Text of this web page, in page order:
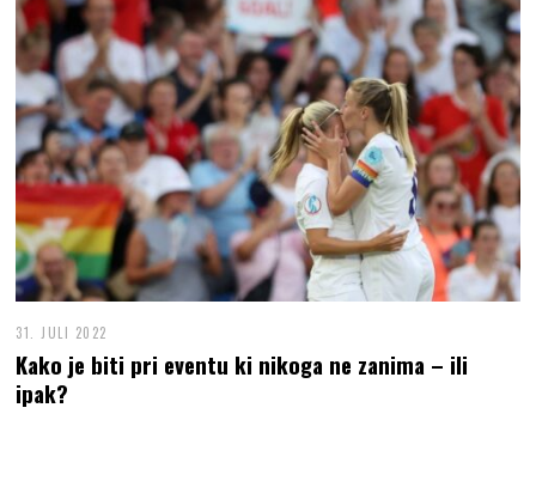
31. JULI 2022
Kako je biti pri eventu ki nikoga ne zanima – ili
ipak?